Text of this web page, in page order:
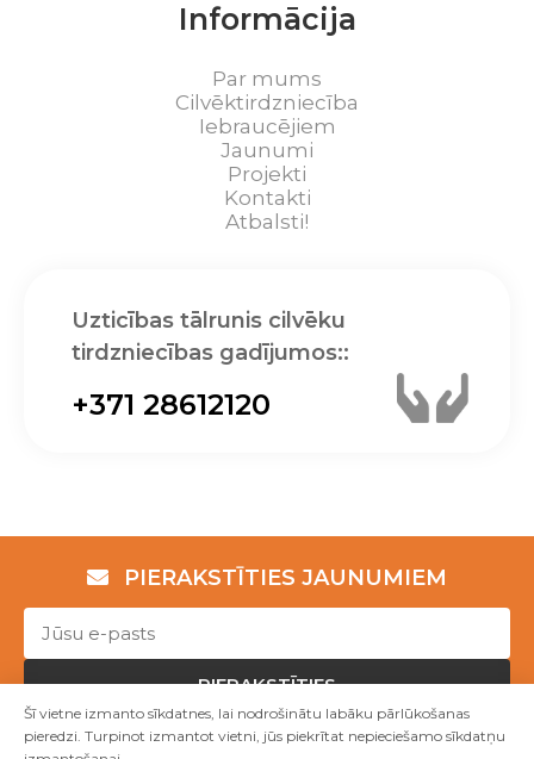
Informācija
Par mums
Cilvēktirdzniecība
Iebraucējiem
Jaunumi
Projekti
Kontakti
Atbalsti!
Uzticības tālrunis cilvēku
tirdzniecības gadījumos::
+371 28612120
PIERAKSTĪTIES JAUNUMIEM
PIERAKSTĪTIES
Šī vietne izmanto sīkdatnes, lai nodrošinātu labāku pārlūkošanas
pieredzi. Turpinot izmantot vietni, jūs piekrītat nepieciešamo sīkdatņu